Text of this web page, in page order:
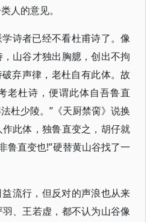
人的意见。
诗者已经不看杜甫诗了。像
山谷才独出胸臆，创出不拘
弃声律，老杜自有此体。故
老杜诗，便谓此体自吾鲁直
杜少陵。”《天厨禁脔》说换
此体，独鲁直变之，胡仔就
鲁直变也!”硬替黄山谷找了一
流行，但反对的声浪也从来
、王若虚，都不认为山谷像